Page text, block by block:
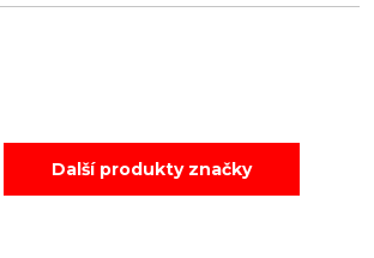
Další produkty značky